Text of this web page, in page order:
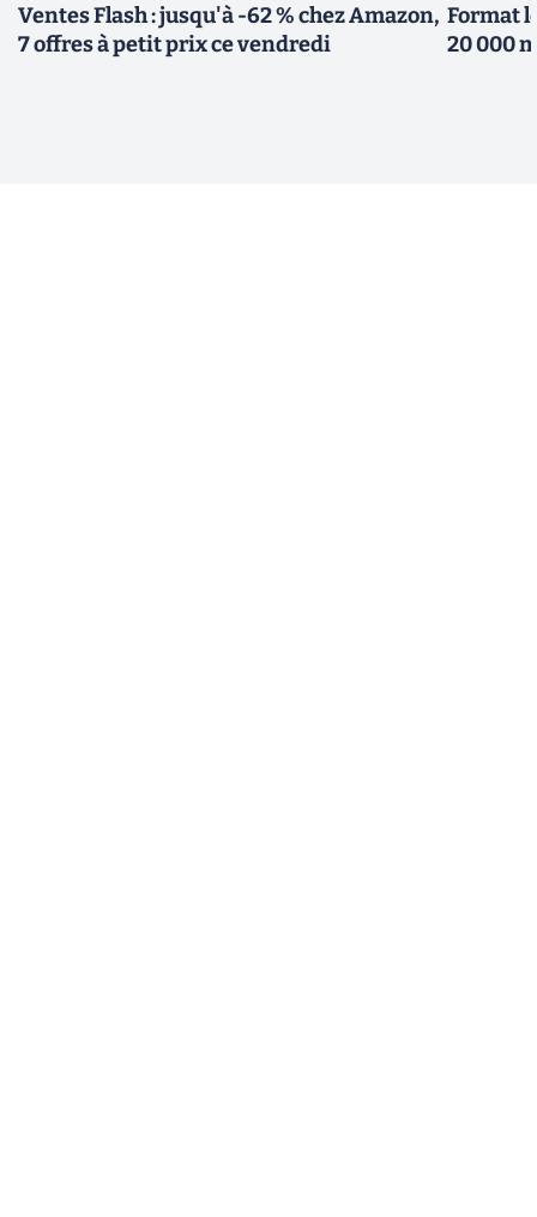
Ventes Flash : jusqu'à -62 % chez Amazon,
7 offres à petit prix ce vendredi
Format
20 000